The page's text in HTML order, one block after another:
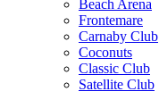
Beach Arena
Frontemare
Carnaby Club
Coconuts
Classic Club
Satellite Club